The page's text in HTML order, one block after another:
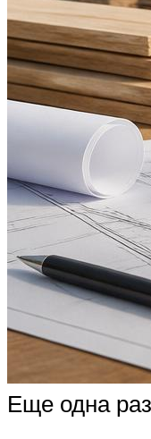
Еще одна